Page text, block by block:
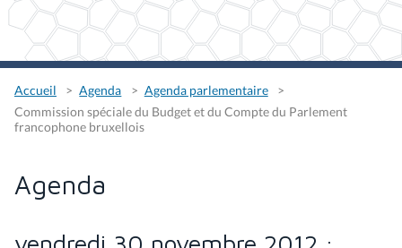
Accueil Agenda
Agenda parlementaire
Commission spéciale du Budget et du Compte du Parlement
francophone bruxellois
Agenda